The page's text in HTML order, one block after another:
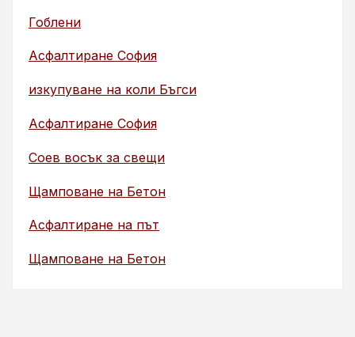
Гоблени
Асфалтиране София
изкупуване на коли Бъгси
Асфалтиране София
Соев восък за свещи
Щамповане на Бетон
Асфалтиране на път
Щамповане на Бетон